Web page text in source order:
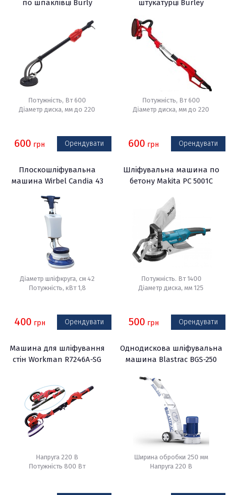
по шпаклівці Burly
Потужність, Вт 600
Діаметр диска, мм до 220
600 грн Орендувати
штукатурці Burley
Потужність, Вт 600
Діаметр диска, мм до 220
600 грн Орендувати
Плоскошліфувальна
машина Wirbel Candia 43
Діаметр шліфкруга, см 42
Потужність, кВт 1,8
400 грн Орендувати
Шліфувальна машина по
бетону Makita PC 5001C
Потужність. Вт 1400
Діаметр диска, мм 125
500 грн Орендувати
Машина для шліфування
стін Workman R7246A-SG
Напруга 220 В
Потужність 800 Вт
Однодискова шліфувальна
машина Blastrac BGS-250
Ширина обробки 250 мм
Напруга 220 В